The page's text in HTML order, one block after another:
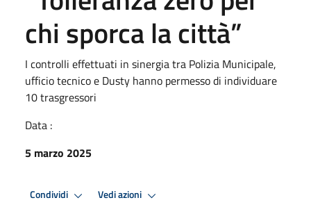
chi sporca la città”
I controlli effettuati in sinergia tra Polizia Municipale,
ufficio tecnico e Dusty hanno permesso di individuare
10 trasgressori
Data :
5 marzo 2025
Condividi Vedi azioni